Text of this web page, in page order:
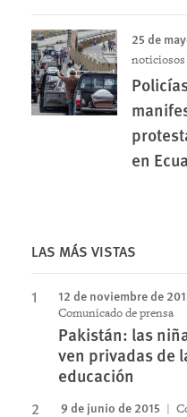
Image
25 de
noticiosos
en
LAS MÁS VISTAS
12 de noviembre de
Comunicado de prensa
Pakistán: las
ven privadas de
educación
9 de junio de 2015